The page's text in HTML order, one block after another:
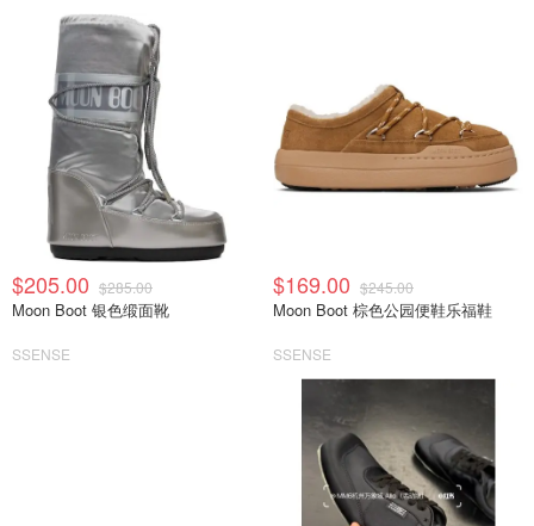
$205.00 $285.00
Moon Boot 银色缎面靴
SSENSE
$169.00 $245.00
Moon Boot 棕色公园便鞋乐福鞋
SSENSE